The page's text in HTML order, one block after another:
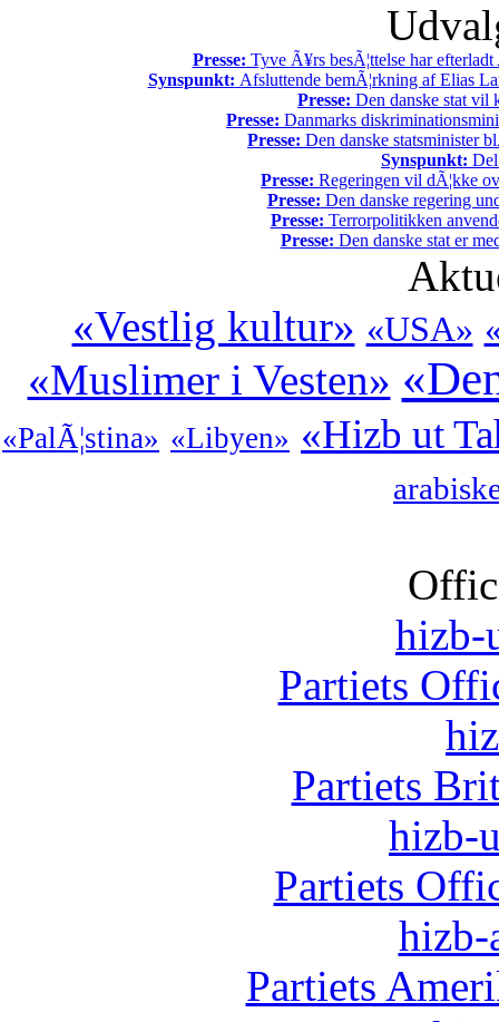
Presse: Tyve Ã¥rs besÃ¦ttelse har
Synspunkt: Afsluttende bemÃ¦rkning af Elias
Presse: Den danske stat vil
Presse: Danmarks
Presse: Den danske statsminister
Synspunkt:
Presse: Regeringen vil dÃ¦kke
Presse: Den danske regering
Presse: Terrorpolitikken
Presse: Den danske stat er
«Vestlig kultur» «USA»
«Muslimer i Vesten»
«PalÃ¦stina» «Libyen» «Hizb ut
hizb-
Partiets
Partiets
hizb-
Partiets
hizb-
Partiets